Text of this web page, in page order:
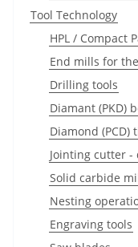
Tool Technology
HPL / Compact
End mills for
Drilling tools
Diamant (PKD)
Diamond
Jointing cutter -
Solid carbide
Nesting
Engraving tools